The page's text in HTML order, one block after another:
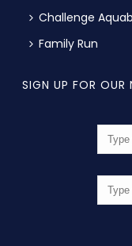
Challenge
Family Run
SIGN UP FOR OUR